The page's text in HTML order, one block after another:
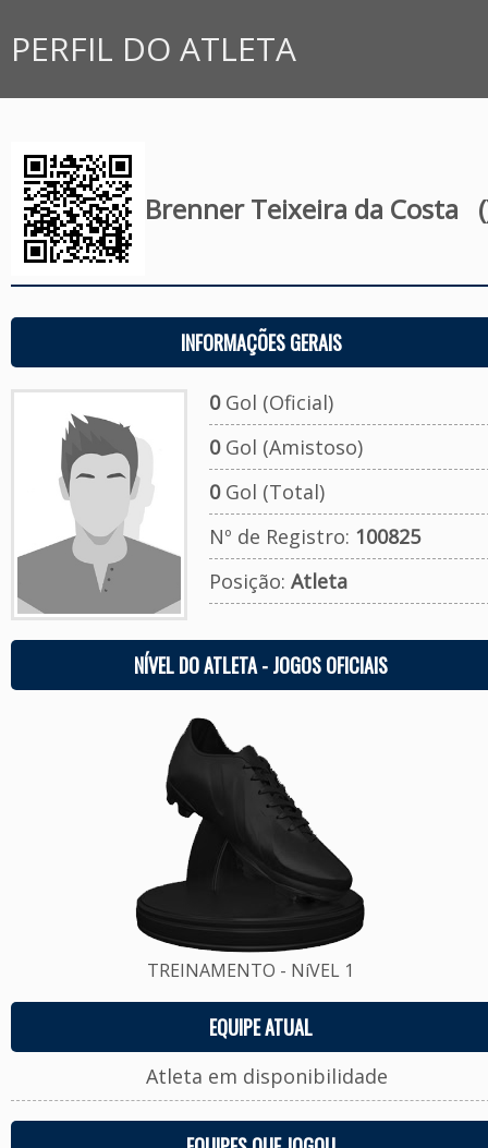
PERFIL DO ATLETA
Brenner Teixeira da Costa
INFORMAÇÕES GERAIS
0Gol (Oficial)
0Gol (Amistoso)
0Gol (Total)
Nº de Registro: 100825
Posição: Atleta
NÍVEL DO ATLETA - JOGOS OFICIAIS
TREINAMENTO - NíVEL 1
EQUIPE ATUAL
Atleta em disponibilidade